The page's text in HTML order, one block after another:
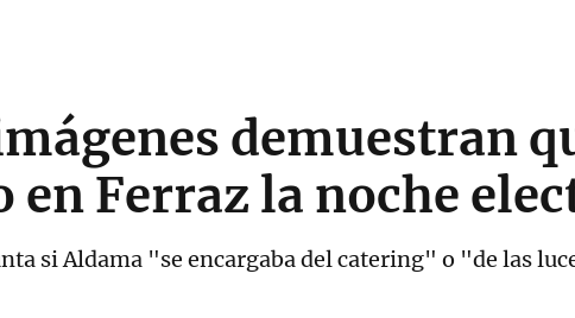
demuestran
en Ferraz la noche
si Aldama "se encargaba del catering" o "de las